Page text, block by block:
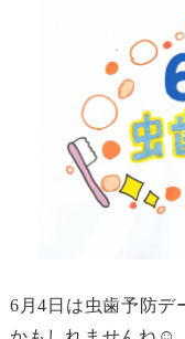
リ
6月4日は虫歯予防デ